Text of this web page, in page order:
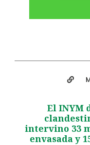
El INYM
intervino 33
envasada y